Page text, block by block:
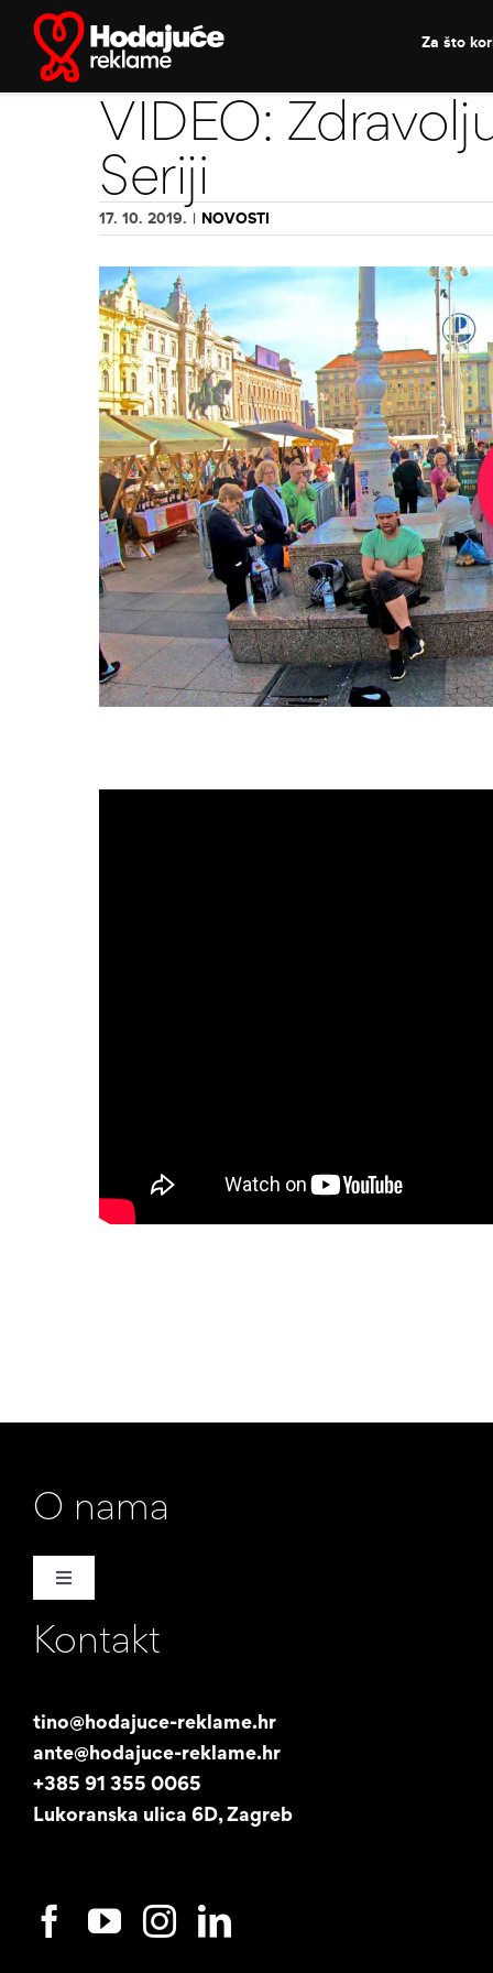
content
Za što
VIDEO:
Seriji
17. 10. 2019. | NOVOSTI
View
Larger
Image
O nama
Toggle
Naša priča
Studentski posao
Kontakt
tino@hodajuce-reklame.hr
ante@hodajuce-reklame.hr
+385 91 355 0065
Lukoranska ulica 6D, Zagreb